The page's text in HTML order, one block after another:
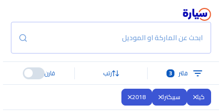
ابحث عن الماركة او الموديل
فلتر 3 رتب قارن
كيا سبيكترا 2018